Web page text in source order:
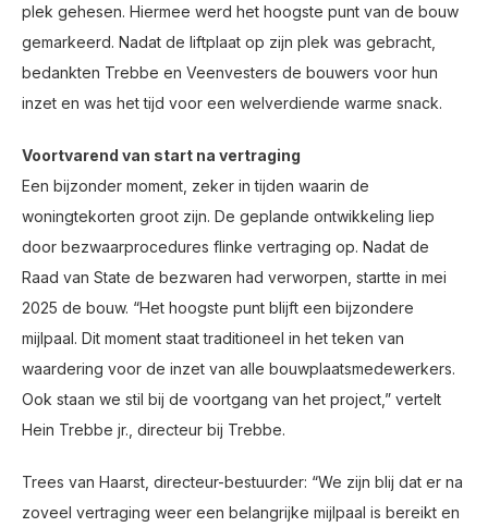
plek gehesen. Hiermee werd het hoogste punt van de bouw
gemarkeerd. Nadat de liftplaat op zijn plek was gebracht,
bedankten Trebbe en Veenvesters de bouwers voor hun
inzet en was het tijd voor een welverdiende warme snack.
Voortvarend van start na vertraging
Een bijzonder moment, zeker in tijden waarin de
woningtekorten groot zijn. De geplande ontwikkeling liep
door bezwaarprocedures flinke vertraging op. Nadat de
Raad van State de bezwaren had verworpen, startte in mei
2025 de bouw. “Het hoogste punt blijft een bijzondere
mijlpaal. Dit moment staat traditioneel in het teken van
waardering voor de inzet van alle bouwplaatsmedewerkers.
Ook staan we stil bij de voortgang van het project,” vertelt
Hein Trebbe jr., directeur bij Trebbe.
Trees van Haarst, directeur-bestuurder: “We zijn blij dat er na
zoveel vertraging weer een belangrijke mijlpaal is bereikt en